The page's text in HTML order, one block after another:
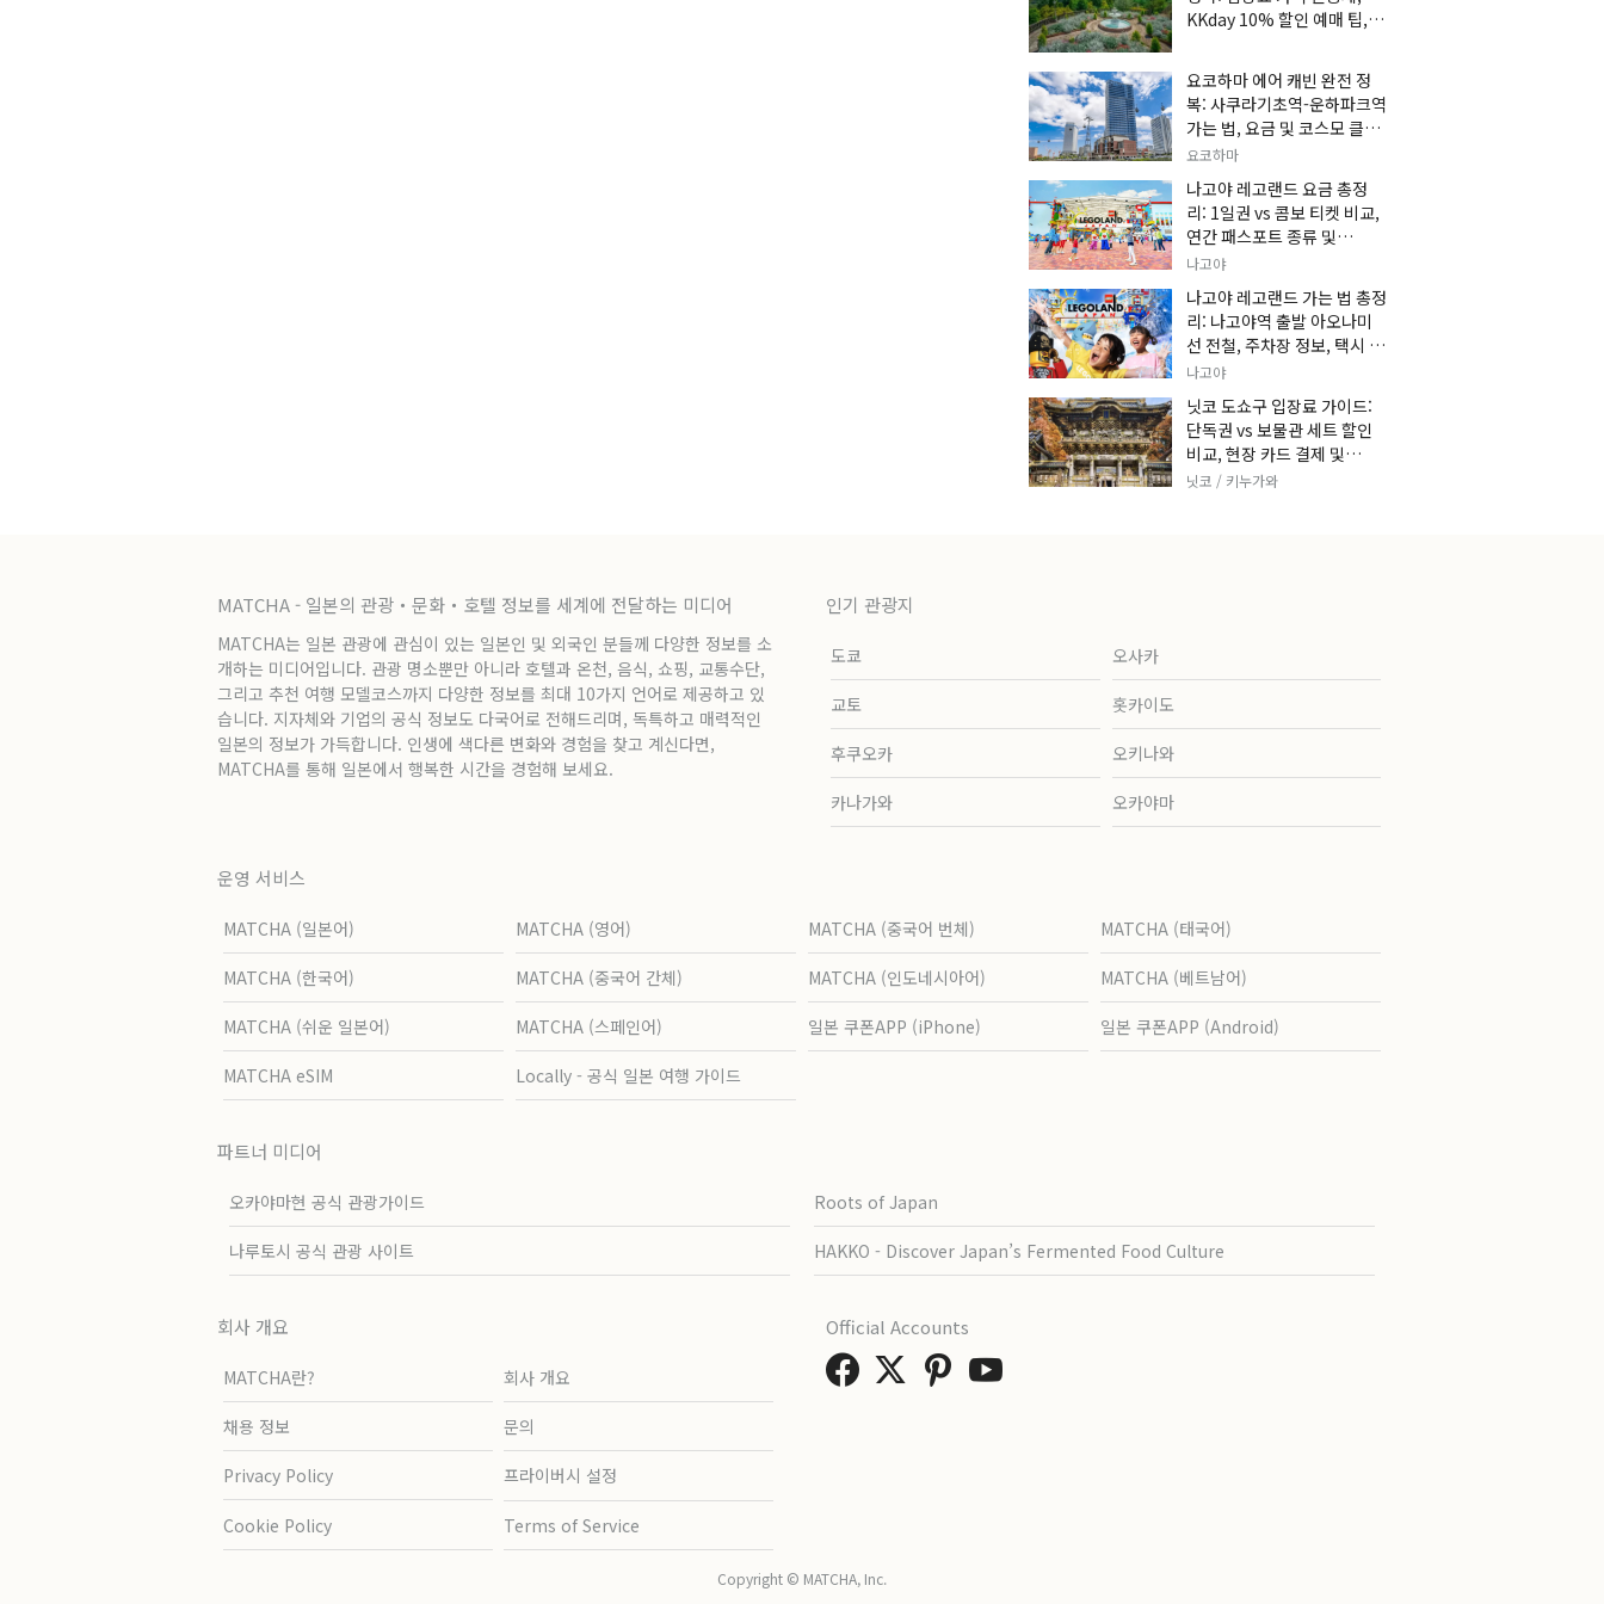
KKday 10% 할인 예매 팁, 쿠
요코하마 에어 캐빈 완전 정
복: 사쿠라기초역-운하파크역
가는 법, 요금 및 코스모 클락
세트권 할인, 추천 관광 코스
총정리
요코하마
나고야 레고랜드 요금 총정
리: 1일권 vs 콤보 티켓 비교,
연간 패스포트 종류 및
KKday 온라인 사전 할인 예
매 팁
나고야
나고야 레고랜드 가는 법 총정
리: 나고야역 출발 아오나미
선 전철, 주차장 정보, 택시 요
금 및 입장권 예약 팁
나고야
닛코 도쇼구 입장료 가이드:
단독권 vs 보물관 세트 할인
비교, 현장 카드 결제 및
KKday 사전 예매 팁
닛코 / 키누가와
MATCHA - 일본의 관광・문화・호텔 정보를 세계에 전달하는 미디어
MATCHA는 일본 관광에 관심이 있는 일본인 및 외국인 분들께 다양한 정보를 소
개하는 미디어입니다. 관광 명소뿐만 아니라 호텔과 온천, 음식, 쇼핑, 교통수단,
그리고 추천 여행 모델코스까지 다양한 정보를 최대 10가지 언어로 제공하고 있
습니다. 지자체와 기업의 공식 정보도 다국어로 전해드리며, 독특하고 매력적인
일본의 정보가 가득합니다. 인생에 색다른 변화와 경험을 찾고 계신다면,
MATCHA를 통해 일본에서 행복한 시간을 경험해 보세요.
인기 관광지
도쿄 오사카
교토 홋카이도
후쿠오카 오키나와
카나가와 오카야마
운영 서비스
MATCHA (일본어) MATCHA (영어) MATCHA (중국어 번체) MATCHA (태국어)
MATCHA (한국어) MATCHA (중국어 간체) MATCHA (인도네시아어) MATCHA (베트남어)
MATCHA (쉬운 일본어) MATCHA (스페인어) 일본 쿠폰APP (iPhone) 일본 쿠폰APP (Android)
MATCHA eSIM Locally - 공식 일본 여행 가이드
파트너 미디어
오카야마현 공식 관광가이드 Roots of Japan
나루토시 공식 관광 사이트 HAKKO - Discover Japan’s Fermented Food Culture
회사 개요
MATCHA란? 회사 개요
채용 정보 문의
Privacy Policy 프라이버시 설정
Cookie Policy Terms of Service
Official Accounts
Copyright © MATCHA, Inc.